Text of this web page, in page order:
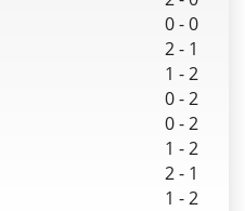
0-0
2- 1
1 -2
0-2
0-2
1 -2
2- 1
1 -2